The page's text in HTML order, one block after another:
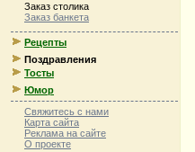
Заказ столика
Заказ банкета
Рецепты
Поздравления
Тосты
Юмор
Свяжитесь с нами
Карта сайта
Реклама на сайте
О проекте